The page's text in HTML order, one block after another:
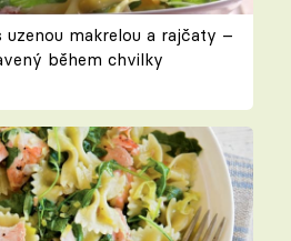
makrelou a rajčaty –
během chvilky